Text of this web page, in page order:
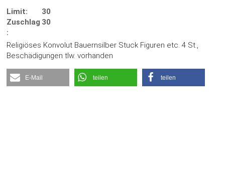
Limit:
30
Zuschlag
:
30
Religiöses Konvolut Bauernsilber Stuck Figuren etc. 4 St.,
Beschädigungen tlw. vorhanden
E-Mail teilen teilen